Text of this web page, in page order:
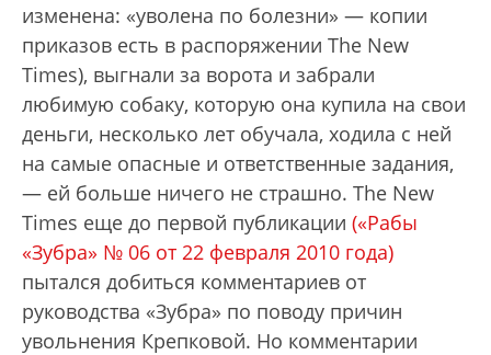
изменена: «уволена по болезни» — копии
приказов есть в распоряжении The New
Times), выгнали за ворота и забрали
любимую собаку, которую она купила на свои
деньги, несколько лет обучала, ходила с ней
на самые опасные и ответственные задания,
— ей больше ничего не страшно. The New
Times еще до первой публикации («Рабы
«Зубра» № 06 от 22 февраля 2010 года)
пытался добиться комментариев от
руководства «Зубра» по поводу причин
увольнения Крепковой. Но комментарии